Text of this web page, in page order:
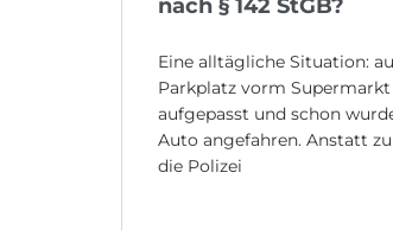
nach § 142 StGB?
Eine alltägliche Situation:
Parkplatz vorm
aufgepasst und schon
Auto angefahren. Anstatt
die Polizei